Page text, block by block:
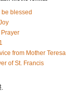
be blessed
from Mother Teresa
of St. Francis
.